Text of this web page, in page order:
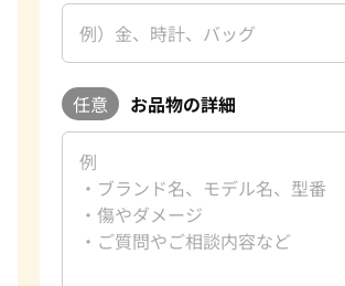
任意 お品物の詳細